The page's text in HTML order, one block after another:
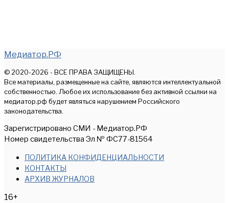
Медиатор.РФ
© 2020-2026 - ВСЕ ПРАВА ЗАЩИЩЕНЫ.
Все материалы, размещенные на сайте, являются интеллектуальной
собственностью. Любое их использование без активной ссылки на
медиатор.рф будет являться нарушением Российского
законодательства.
Зарегистрировано СМИ - Медиатор.РФ
Номер свидетельства Эл № ФС77-81564
ПОЛИТИКА КОНФИДЕНЦИАЛЬНОСТИ
КОНТАКТЫ
АРХИВ ЖУРНАЛОВ
16+